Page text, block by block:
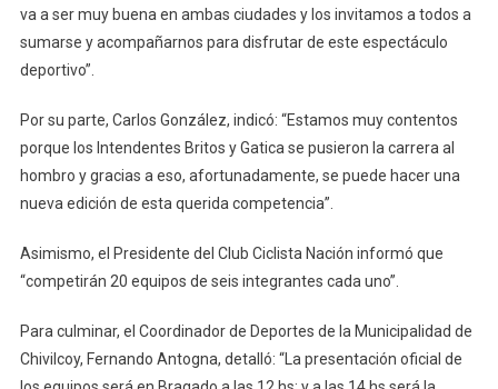
va a ser muy buena en ambas ciudades y los invitamos a todos a
sumarse y acompañarnos para disfrutar de este espectáculo
deportivo”.
Por su parte, Carlos González, indicó: “Estamos muy contentos
porque los Intendentes Britos y Gatica se pusieron la carrera al
hombro y gracias a eso, afortunadamente, se puede hacer una
nueva edición de esta querida competencia”.
Asimismo, el Presidente del Club Ciclista Nación informó que
“competirán 20 equipos de seis integrantes cada uno”.
Para culminar, el Coordinador de Deportes de la Municipalidad de
Chivilcoy, Fernando Antogna, detalló: “La presentación oficial de